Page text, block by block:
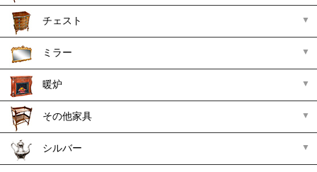
チェスト
ミラー
暖炉
その他家具
シルバー